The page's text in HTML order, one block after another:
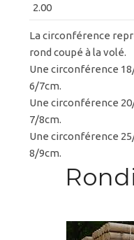
2.00
La circonférence
rond coupé à la volé.
Une circonférence
6/7cm.
Une circonférence
7/8cm.
Une circonférence
8/9cm.